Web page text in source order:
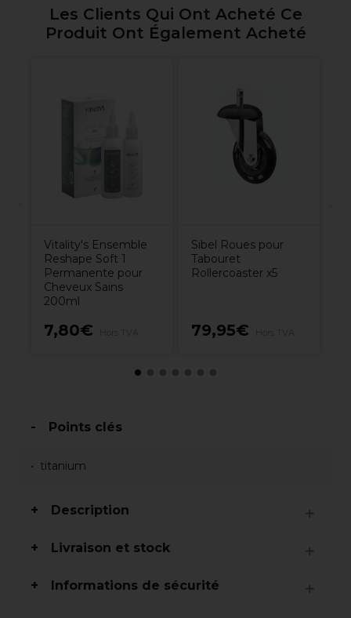
Les Clients Qui Ont Acheté Ce
Produit Ont Également Acheté
Vitality's Ensemble
Reshape Soft 1
Permanente pour
Cheveux Sains
200ml
7,80€
Sibel Roues pour
Tabouret
Rollercoaster x5
79,95€
Points clés
titanium
Description
Livraison et stock
Informations de sécurité